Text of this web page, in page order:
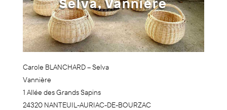
Selva, Vannière
Carole BLANCHARD – Selva
Vannière
1 Allée des Grands Sapins
24320 NANTEUIL-AURIAC-DE-BOURZAC